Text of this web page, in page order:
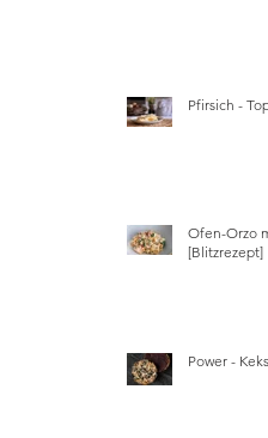
Pfirsich -
Ofen-Orzo
[Blitzrezept]
Power -